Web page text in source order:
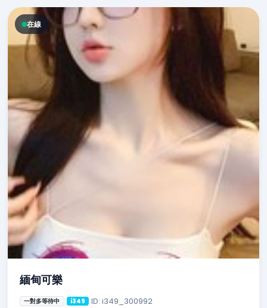
在線
緬甸可樂
一對多等待中 i349 ID: i349_300992